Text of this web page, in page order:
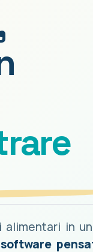
alimentari in